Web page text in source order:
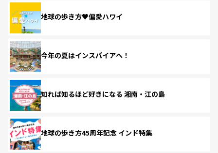
地球の歩き方♥偏愛ハワイ
今年の夏はインスパイアへ！
知れば知るほど好きになる 湘南・江の島
地球の歩き方45周年記念 インド特集